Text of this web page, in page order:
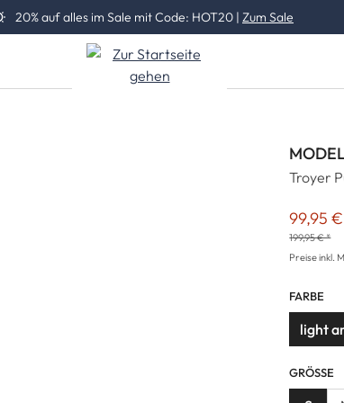
20% auf alles im Sale mit Code: HOT20 | Zum Sale
Troyer
99,95 €
199,95 € *
Preise inkl.
FARBE
light
GRÖSSE